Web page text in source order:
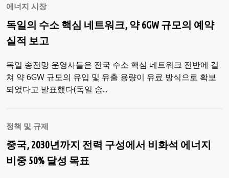
에너지 시장
독일의 수소 핵심 네트워크, 약 6GW 규모의 예약
실적 보고
독일 송전망 운영사들은 전국 수소 핵심 네트워크 전반에 걸
쳐 약 6GW 규모의 유입 및 유출 용량이 유료 방식으로 확보
되었다고 발표했다(독일 송...
정책 및 규제
중국, 2030년까지 전력 구성에서 비화석 에너지
비중 50% 달성 목표